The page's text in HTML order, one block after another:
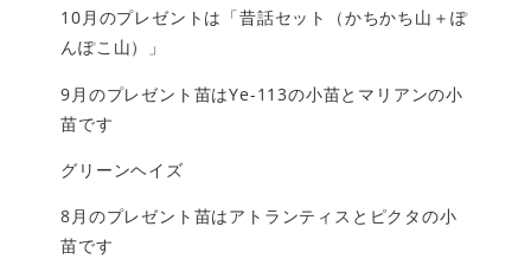
10月のプレゼントは「昔話セット（かちかち山＋ぽ
んぽこ山）」
9月のプレゼント苗はYe-113の小苗とマリアンの小
苗です
グリーンヘイズ
8月のプレゼント苗はアトランティスとピクタの小
苗です